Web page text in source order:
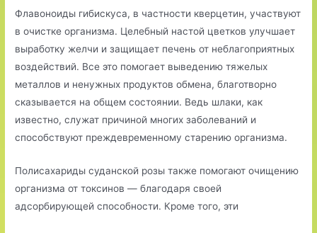
Флавоноиды гибискуса, в частности кверцетин, участвуют
в очистке организма. Целебный настой цветков улучшает
выработку желчи и защищает печень от неблагоприятных
воздействий. Все это помогает выведению тяжелых
металлов и ненужных продуктов обмена, благотворно
сказывается на общем состоянии. Ведь шлаки, как
известно, служат причиной многих заболеваний и
способствуют преждевременному старению организма.
Полисахариды суданской розы также помогают очищению
организма от токсинов — благодаря своей
адсорбирующей способности. Кроме того, эти